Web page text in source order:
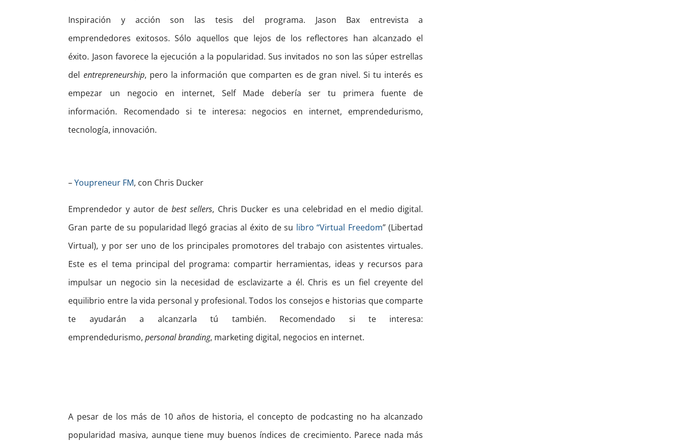
Inspiración y acción son las tesis del programa. Jason Bax entrevista a
emprendedores exitosos. Sólo aquellos que lejos de los reflectores han alcanzado el
éxito. Jason favorece la ejecución a la popularidad. Sus invitados no son las súper estrellas
del entrepreneurship, pero la información que comparten es de gran nivel. Si tu interés es
empezar un negocio en internet, Self Made debería ser tu primera fuente de
información. Recomendado si te interesa: negocios en internet, emprendedurismo,
tecnología, innovación.
–Youpreneur FM, con Chris Ducker
Emprendedor y autor de best sellers, Chris Ducker es una celebridad en el medio digital.
Gran parte de su popularidad llegó gracias al éxito de su libro “Virtual Freedom” (Libertad
Virtual), y por ser uno de los principales promotores del trabajo con asistentes virtuales.
Este es el tema principal del programa: compartir herramientas, ideas y recursos para
impulsar un negocio sin la necesidad de esclavizarte a él. Chris es un fiel creyente del
equilibrio entre la vida personal y profesional. Todos los consejos e historias que comparte
te ayudarán a alcanzarla tú también. Recomendado si te interesa:
emprendedurismo,personal branding, marketing digital, negocios en internet.
A pesar de los más de 10 años de historia, el concepto de podcasting no ha alcanzado
popularidad masiva, aunque tiene muy buenos índices de crecimiento. Parece nada más